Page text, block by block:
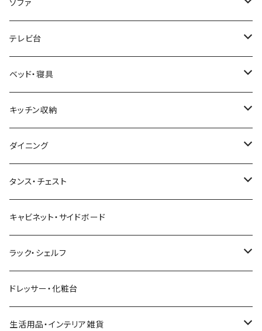
韓国インテリア
和風/和モダン
ミッドセンチュリー
西海岸風
カフェ風
ヴィンテージ
北欧風・ノルディック
インダストリアル
フレンチカントリー
アジアン
学習机・勉強机
収納付きデスク
折りたたみデスク
サイズ
幅100cm以下
幅101～120cm
デスクワゴン
サイズ
幅100cm以下
幅101～120cm
ローテーブル・リビングテーブル
サイドテーブル・ナイトテーブル
カウンターテーブル
こたつ・こたつテーブル
こたつテーブル+布団掛敷セット
こたつテーブル+掛け布団
ネストテーブル
折りたたみテーブル
昇降式・リフティングテーブル
ソファ
サイズ
幅90cm以下
幅91～120cm
1人掛けソファ
2人掛けソファ
3人掛けソファ
4人掛け以上のソファ
ソファベッド
フロアソファ・ローソファ
リクライニングソファ
カウチソファ・コーナーソファ
テレビ台
サイズ
幅90cm以下
幅91～120cm
ロータイプテレビ台・ローボード
ミドルタイプテレビ台
コーナーテレビ台
ハイタイプテレビ台・壁面収納
伸縮テレビ台
テレビスタンド
ベッド・寝具
サイズ
セミシングルショート
シングルベッド
ベッドフレーム
マット付きベッド
収納付きベッド
ロフトベッド
ヘッドボード
マットレス
キッチン収納
食器棚
キッチンカウンター
キッチンワゴン
レンジ台
キッチンラック
キッチン雑貨
ダイニング
ダイニングテーブル
ダイニングテーブルセット
2人用ダイニングテーブルセット
4人用ダイニングテーブルセット
ダイニングチェア・ベンチ
ダイニングソファ
タンス・チェスト
サイドチェスト
ハイチェスト
キャビネット・サイドボード
ラック・シェルフ
オープンラック
突っ張り収納
ドレッサー・化粧台
生活用品・インテリア雑貨